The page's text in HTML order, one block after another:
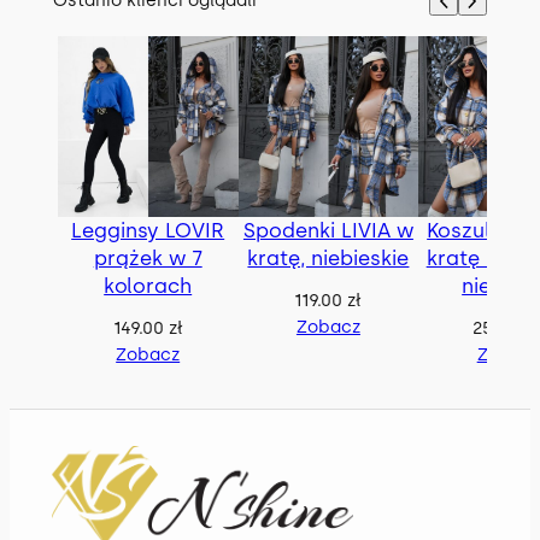
Legginsy LOVIR
prążek w 7
kolorach
149.00 zł
Zobacz
Spodenki LIVIA w
kratę, niebieskie
119.00zł
Zobacz
Koszula
kratę z
259.00
Zobacz